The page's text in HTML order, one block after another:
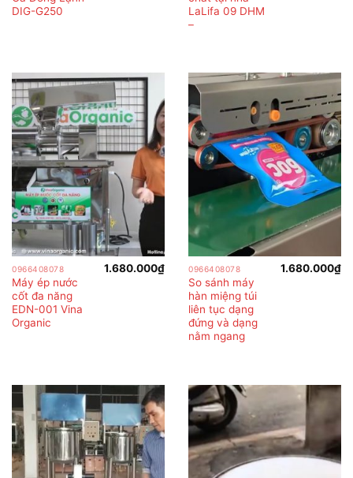
DIG-G250
LaLifa 09 DHM
–
0966408078
Máy ép nước
cốt đa năng
EDN-001 Vina
Organic
1.680.000₫ 0966408078
So sánh máy
hàn miệng túi
liên tục dạng
đứng và dạng
nằm ngang
1.680.000₫